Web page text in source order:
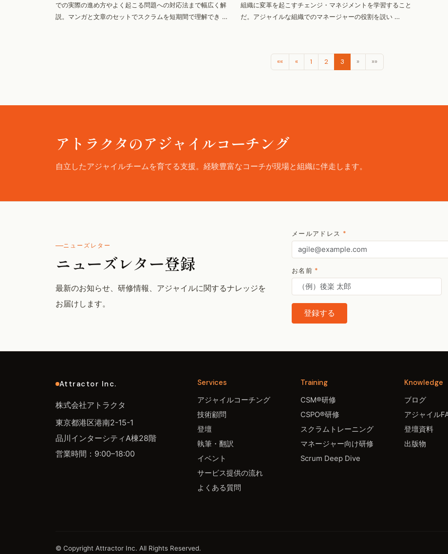
での実際の進め方やよく起こる問題への対応法まで幅広く解
説。マンガと文章のセットでスクラムを短期間で理解でき …
組織に変革を起こすチェンジ・マネジメントを学習すること
だ。アジャイルな組織でのマネージャーの役割を説い …
«« « 1 2 3 » »»
アトラクタのアジャイルコーチング
自立したアジャイルチームを育てる支援。経験豊富なコーチが現場と組織に伴走します。
ニューズレター
ニューズレター登録
最新のお知らせ、研修情報、アジャイルに関するナレッジを
お届けします。
メールアドレス *
お名前 *
登録する
Attractor Inc.
株式会社アトラクタ
東京都港区港南2-15-1
品川インターシティA棟28階
営業時間：9:00–18:00
Services
アジャイルコーチング
技術顧問
登壇
執筆・翻訳
イベント
サービス提供の流れ
よくある質問
Training
CSM®研修
CSPO®研修
スクラムトレーニング
マネージャー向け研修
Scrum Deep Dive
Knowledge
ブログ
アジャイル
登壇資料
出版物
© Copyright Attractor Inc. All Rights Reserved.